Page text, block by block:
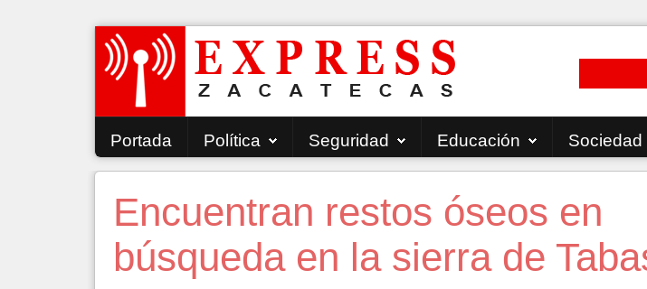
Portada Política Seguridad Educación Sociedad
Encuentran restos óseos en
búsqueda en la sierra de